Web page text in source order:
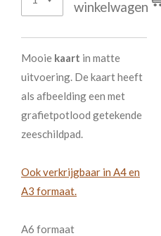
winkelwagen
Mooie kaart in matte
uitvoering. De kaart heeft
als afbeelding een met
grafietpotlood getekende
zeeschildpad.
Ook verkrijgbaar in A4 en
A3 formaat.
A6 formaat